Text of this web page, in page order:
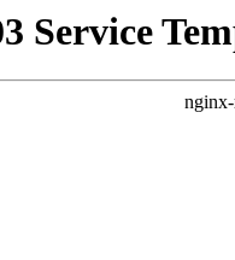
Service